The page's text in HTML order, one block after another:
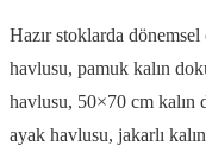
Hazır stoklarda
havlusu, pamuk kalın
havlusu, 50×70 cm kalın
ayak havlusu, jakarlı